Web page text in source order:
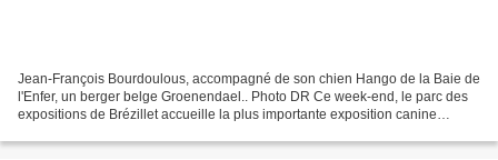
Jean-François Bourdoulous, accompagné de son chien Hango de la Baie de
l'Enfer, un berger belge Groenendael.. Photo DR Ce week-end, le parc des
expositions de Brézillet accueille la plus importante exposition canine